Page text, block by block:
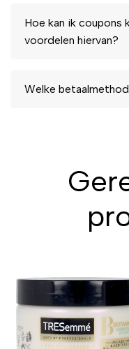
Hoe kan ik coupons
voordelen hiervan?
Welke